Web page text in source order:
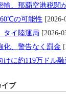
輸、那覇空港税関
の可能性 [2026-
イ陸運局 [2026-
化、警告なく罰金
けに約119万ドル融
イブ